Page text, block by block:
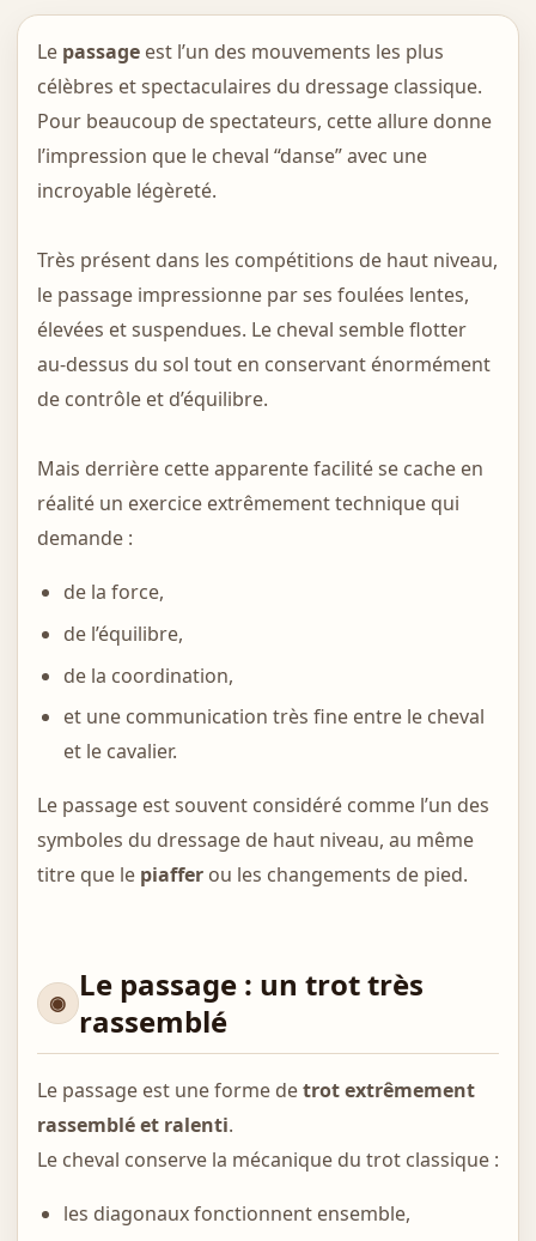
Le passageest l’un des mouvements les plus
célèbres et spectaculaires du dressage classique.
Pour beaucoup de spectateurs, cette allure donne
l’impression que le cheval “danse” avec une
incroyable légèreté.
Très présent dans les compétitions de haut niveau,
le passage impressionne par ses foulées lentes,
élevées et suspendues. Le cheval semble flotter
au-dessus du sol tout en conservant énormément
de contrôle et d’équilibre.
Mais derrière cette apparente facilité se cache en
réalité un exercice extrêmement technique qui
demande :
de la force,
de l’équilibre,
de la coordination,
et une communication très fine entre le cheval
et le cavalier.
Le passage est souvent considéré comme l’un des
symboles du dressage de haut niveau, au même
titre que le piafferou les changements de pied.
Le passage : un trot très
rassemblé
Le passage est une forme detrot extrêmement
rassemblé et ralenti.
Le cheval conserve la mécanique du trot classique :
les diagonaux fonctionnent ensemble,